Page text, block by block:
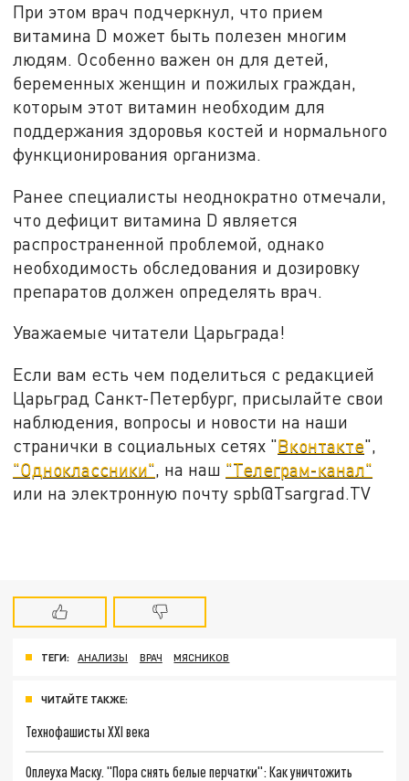
При этом врач подчеркнул, что прием
витамина D может быть полезен многим
людям. Особенно важен он для детей,
беременных женщин и пожилых граждан,
которым этот витамин необходим для
поддержания здоровья костей и нормального
функционирования организма.
Ранее специалисты неоднократно отмечали,
что дефицит витамина D является
распространенной проблемой, однако
необходимость обследования и дозировку
препаратов должен определять врач.
Уважаемые читатели Царьграда!
Если вам есть чем поделиться с редакцией
Царьград Санкт-Петербург, присылайте свои
наблюдения, вопросы и новости на наши
странички в социальных сетях "Вконтакте",
"Одноклассники", на наш "Телеграм-канал"
или на электронную почту spb@Tsargrad.TV
ТЕГИ: АНАЛИЗЫ ВРАЧ МЯСНИКОВ
ЧИТАЙТЕ ТАКЖЕ:
Технофашисты XXI века
Оплеуха Маску. "Пора снять белые перчатки": Как уничтожить